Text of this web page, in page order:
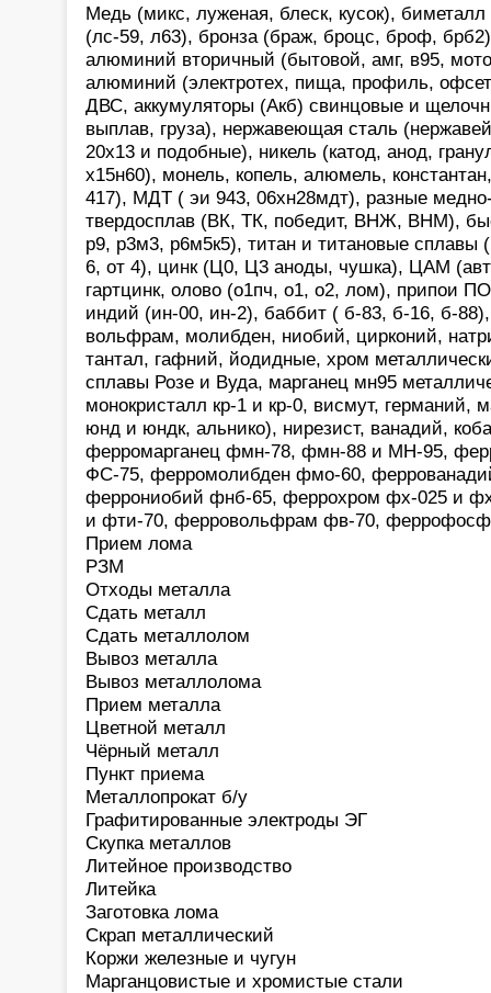
Медь (микс, луженая, блеск, кусок),
(лс-59, л63), бронза (браж, броцс, броф,
алюминий вторичный (бытовой, амг, в95,
алюминий (электротех, пища, профиль,
ДВС, аккумуляторы (Акб) свинцовые и
выплав, груза), нержавеющая сталь
20х13 и подобные), никель (катод, анод,
х15н60), монель, копель, алюмель,
417), МДТ ( эи 943, 06хн28мдт), разные
твердосплав (ВК, ТК, победит, ВНЖ, ВНМ),
р9, р3м3, р6м5к5), титан и титановые сплавы
6, от 4), цинк (Ц0, Ц3 аноды, чушка), ЦАМ
гартцинк, олово (о1пч, о1, о2, лом), припои
индий (ин-00, ин-2), баббит ( б-83, б-16, б-
вольфрам, молибден, ниобий, цирконий,
тантал, гафний, йодидные, хром
сплавы Розе и Вуда, марганец мн95
монокристалл кр-1 и кр-0, висмут, германий,
юнд и юндк, альнико), нирезист, ванадий,
ферромарганец фмн-78, фмн-88 и МН-95,
ФС-75, ферромолибден фмо-60,
феррониобий фнб-65, феррохром фх-025 и
и фти-70, ферровольфрам фв-70,
Прием лома
РЗМ
Отходы металла
Сдать металл
Сдать металлолом
Вывоз металла
Вывоз металлолома
Прием металла
Цветной металл
Чёрный металл
Пункт приема
Металлопрокат б/у
Графитированные электроды ЭГ
Скупка металлов
Литейное производство
Литейка
Заготовка лома
Скрап металлический
Коржи железные и чугун
Марганцовистые и хромистые стали